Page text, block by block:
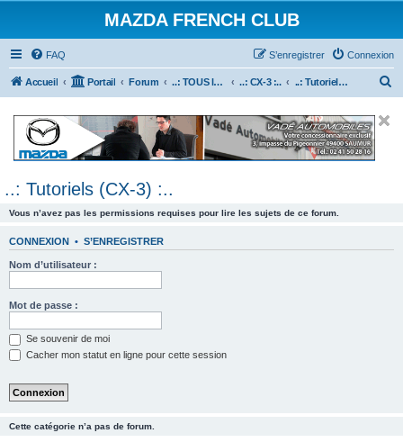
MAZDA FRENCH CLUB
FAQ Connexion
S’enregistrer
Accueil Portail Forum ..: TOUS les Véhicules MAZDA :.. ..: CX-3 :.. ..: Tutoriels (CX-3) :..
e
..: Tutoriels (CX-3) :..
Vous n’avez pas les permissions requises pour lire les sujets de ce forum.
CONNEXION • S’ENREGISTRER
Nom d’utilisateur :
Mot de passe :
Se souvenir de moi
Cacher mon statut en ligne pour cette session
Cette catégorie n’a pas de forum.